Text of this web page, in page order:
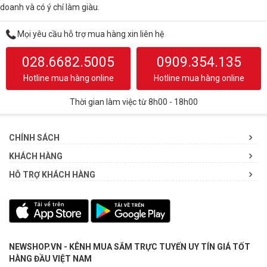
doanh và có ý chí làm giàu.
Mọi yêu cầu hỗ trợ mua hàng xin liên hệ
028.6682.5005
Hotline mua hàng online
0909.354.135
Hotline mua hàng online
Thời gian làm việc từ 8h00 - 18h00
CHÍNH SÁCH
KHÁCH HÀNG
HỖ TRỢ KHÁCH HÀNG
NEWSHOP.VN - KÊNH MUA SẮM TRỰC TUYẾN UY TÍN GIÁ TỐT
HÀNG ĐẦU VIỆT NAM